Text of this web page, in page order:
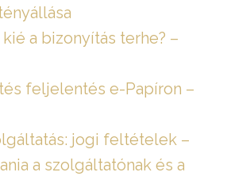
kié a bizonyítás terhe? –
feljelentés e-Papíron –
jogi feltételek –
a szolgáltatónak és a